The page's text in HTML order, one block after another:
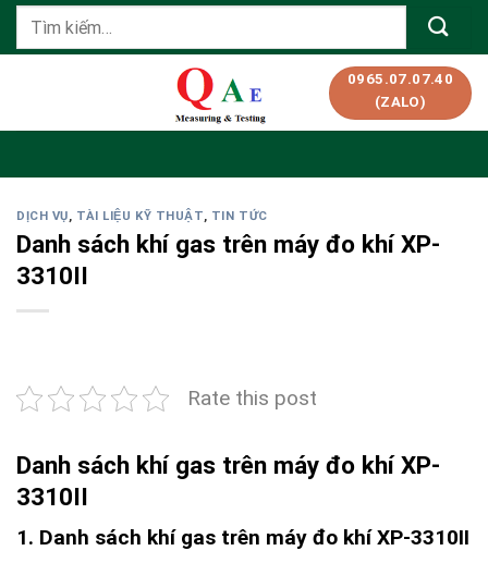
SkipTìm
0965.07.07.40
(ZALO)
DỊCH VỤ, TÀI LIỆU KỸ THUẬT, TIN TỨC
Danh sách khí gas trên máy đo khí XP-
3310II
Rate this post
Danh sách khí gas trên máy đo khí XP-
3310II
1. Danh sách khí gas trên máy đo khí XP-3310II